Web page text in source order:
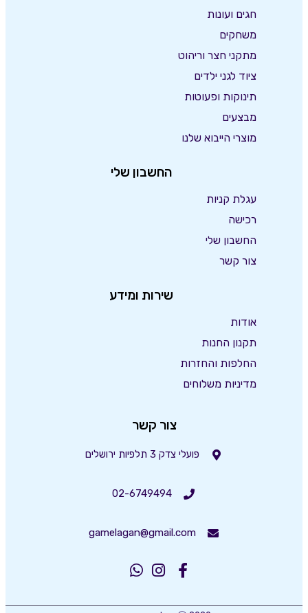
חגים ועונות
משחקים
מתקני חצר וריהוט
ציוד לגני ילדים
תינוקות ופעוטות
מבצעים
מוצרי הייבוא שלנו
החשבון שלי
עגלת קניות
רכישה
החשבון שלי
צור קשר
שירות ומידע
אודות
תקנון החנות
החלפות והחזרות
מדיניות משלוחים
צור קשר
פועלי צדק 3 תלפיות ירושלים
02-6749494
gamelagan@gmail.com